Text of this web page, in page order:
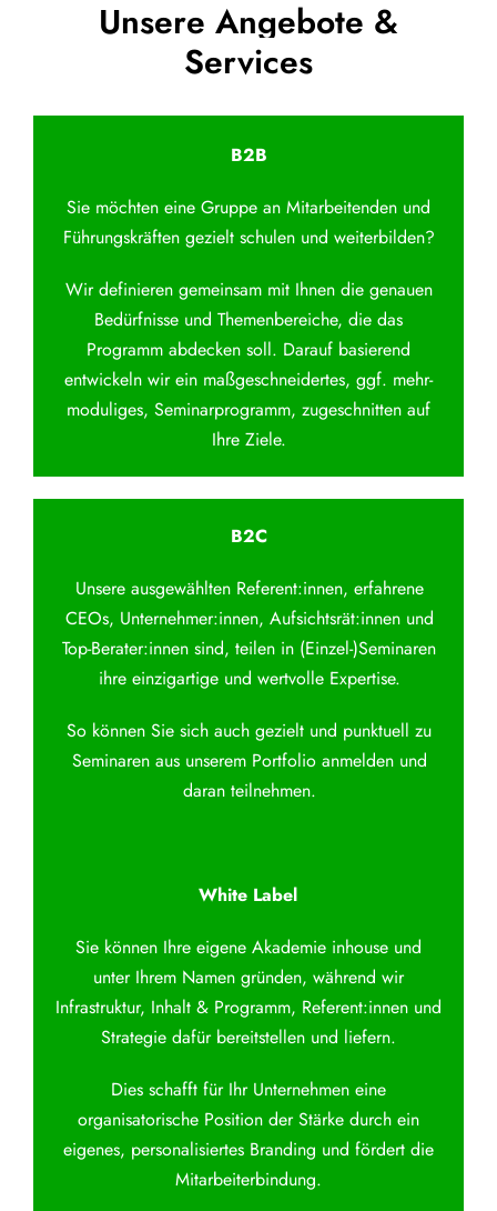
Unsere Angebote &
Services
B2B
Sie möchten eine Gruppe an Mitarbeitenden und
Führungskräften gezielt schulen und weiterbilden?
Wir definieren gemeinsam mit Ihnen die genauen
Bedürfnisse und Themenbereiche, die das
Programm abdecken soll. Darauf basierend
entwickeln wir ein maßgeschneidertes, ggf. mehr-
moduliges, Seminarprogramm, zugeschnitten auf
Ihre Ziele.
B2C
Unsere ausgewählten Referent:innen, erfahrene
CEOs, Unternehmer:innen, Aufsichtsrät:innen und
Top-Berater:innen sind, teilen in (Einzel-)Seminaren
ihre einzigartige und wertvolle Expertise.
So können Sie sich auch gezielt und punktuell zu
Seminaren aus unserem Portfolio anmelden und
daran teilnehmen.
White Label
Sie können Ihre eigene Akademie inhouse und
unter Ihrem Namen gründen, während wir
Infrastruktur, Inhalt & Programm, Referent:innen und
Strategie dafür bereitstellen und liefern.
Dies schafft für Ihr Unternehmen eine
organisatorische Position der Stärke durch ein
eigenes, personalisiertes Branding und fördert die
Mitarbeiterbindung.